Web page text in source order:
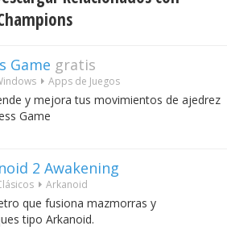
Game gratis
Apps de Juegos
y mejora tus movimientos de ajedrez
Game
2 Awakening
Arkanoid
que fusiona mazmorras y
tipo Arkanoid.